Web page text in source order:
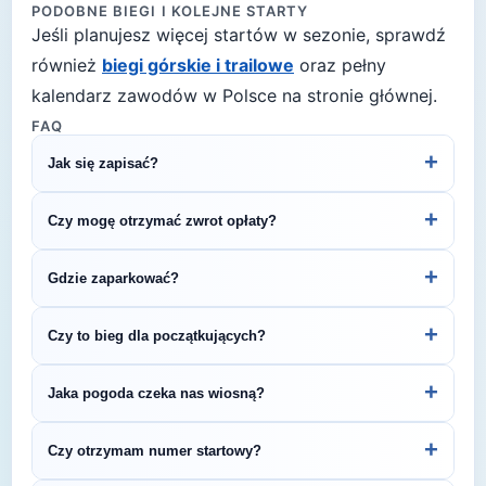
PODOBNE BIEGI I KOLEJNE STARTY
Jeśli planujesz więcej startów w sezonie, sprawdź
również biegi górskie i trailowe oraz pełny
kalendarz zawodów w Polsce na stronie głównej.
FAQ
Jak się zapisać? +
przejść do strony organizatora z formularzem
rejestracyjnym.
Czy mogę otrzymać zwrot opłaty? +
regulamin biegu lub skontaktuj się z
organizatorem.
Gdzie zaparkować? +
— szczegóły znajdziesz w opisie biegu lub na
stronie organizatora.
Czy to bieg dla początkujących? +
biegowe. To krótki, satysfakcjonujący bieg, który
pozwala sprawdzić swoje możliwości bez
wielotygodniowych przygotowań.
Jaka pogoda czeka nas wiosną? +
zmienne warunki. Sprawdź prognozę tuż przed
Czy otrzymam numer startowy? +